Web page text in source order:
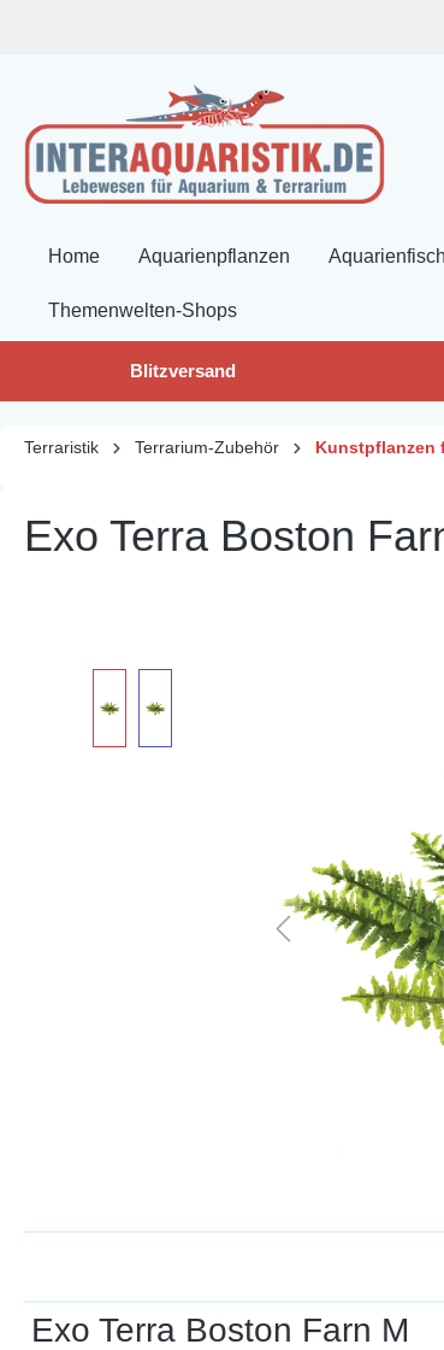
Home Aquarienpflanzen
Themenwelten-Shops
Blitzversand
Terraristik Terrarium-Zubehör Kunstpflanzen
Exo Terra Boston
Exo Terra Boston Farn M